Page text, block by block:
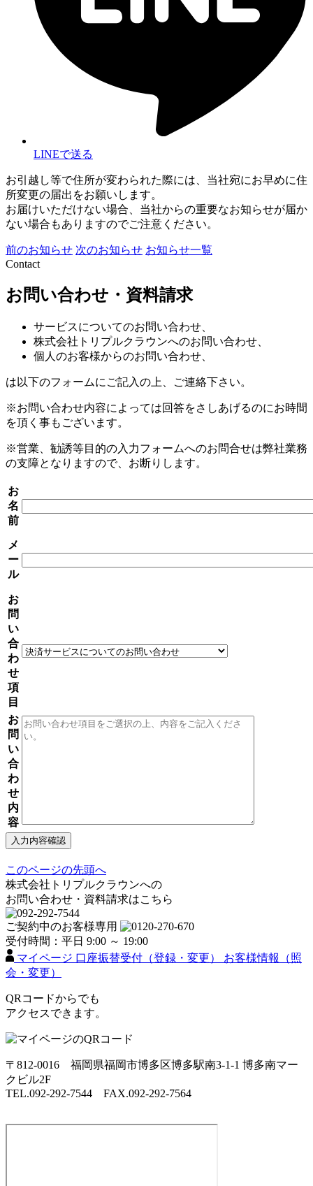
LINEで送る
お引越し等で住所が変わられた際には、当社宛にお早めに住
所変更の届出をお願いします。
お届けいただけない場合、当社からの重要なお知らせが届か
ない場合もありますのでご注意ください。
前のお知らせ 次のお知らせ お知らせ一覧
Contact
お問い合わせ・資料請求
サービスについてのお問い合わせ、
株式会社トリプルクラウンへのお問い合わせ、
個人のお客様からのお問い合わせ、
は以下のフォームにご記入の上、ご連絡下さい。
※お問い合わせ内容によっては回答をさしあげるのにお時間
を頂く事もございます。
※営業、勧誘等目的の入力フォームへのお問合せは弊社業務
の支障となりますので、お断りします。
お
名
前
メ
ー
ル
お
問
い
合
わ
せ
項
目
お
問
い
合
わ
せ
内
容
このページの先頭へ
株式会社トリプルクラウンへの
お問い合わせ・資料請求はこちら
ご契約中のお客様専用
受付時間：平日 9:00 ～ 19:00
マイページ 口座振替受付（登録・変更）
お客様情報（照
会・変更）
QRコードからでも
アクセスできます。
〒812-0016 福岡県福岡市博多区博多駅南3-1-1 博多南マー
クビル2F
TEL.092-292-7544 FAX.092-292-7564